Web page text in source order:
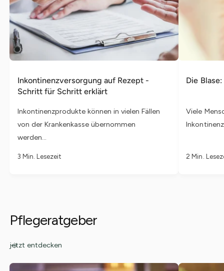
Inkontinenzversorgung auf Rezept -
Schritt für Schritt erklärt
Inkontinenzprodukte können in vielen Fällen
von der Krankenkasse übernommen
werden...
3 Min. Lesezeit
Die
Viele
2 Min.
Pflegeratgeber
jetzt entdecken